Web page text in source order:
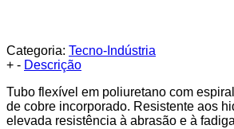
Categoria: Tecno-Indústria
+ - Descrição
Tubo flexível em poliuretano com
de cobre incorporado. Resistente aos
elevada resistência à abrasão e à